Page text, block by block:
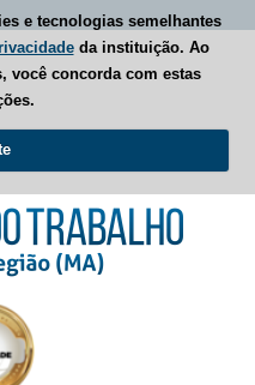
e tecnologias semelhantes
da instituição. Ao
você concorda com estas